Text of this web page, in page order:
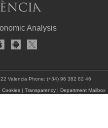
Analysis
Valencia Phone: (+34) 96 382 82 46
|Cookies |Transparency |Department Mailbox